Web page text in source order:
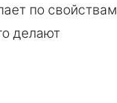
по свойствам
делают